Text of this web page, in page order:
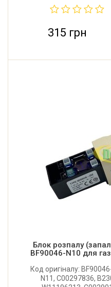
315 грн
Блок розпалу
BF90046-N10 для
Код оригіналу:
N11, C00297836,